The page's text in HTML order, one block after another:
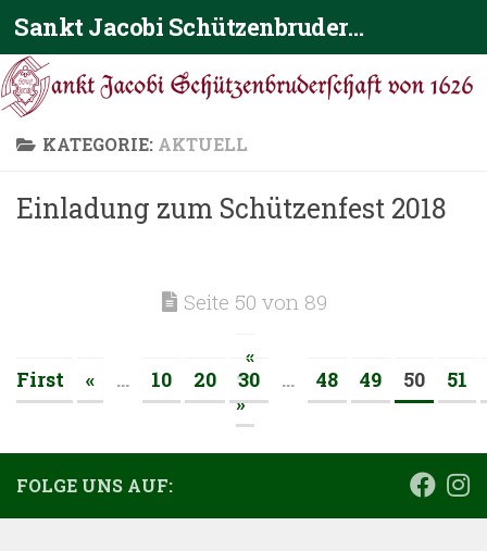
Zum Inhalt springen Sankt Jacobi Schützenbruderschaft von 1626
KATEGORIE: AKTUELL
Einladung zum Schützenfest 2018
Seite 50 von 89
«
First
« ... 10 20 30 ... 48 49 50
51
»
FOLGE UNS AUF: